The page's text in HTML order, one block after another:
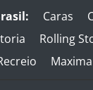
Caras
Rolling
Maxima